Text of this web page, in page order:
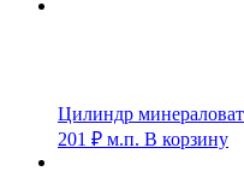
Цилиндр
201 ₽ м.п. В корзину